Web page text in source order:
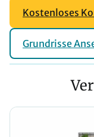
Kostenloses
Grundrisse